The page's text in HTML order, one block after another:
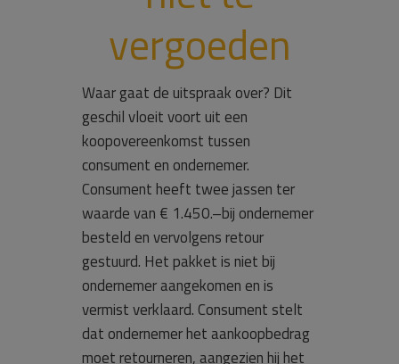
vergoeden
Waar gaat de uitspraak over? Dit
geschil vloeit voort uit een
koopovereenkomst tussen
consument en ondernemer.
Consument heeft twee jassen ter
waarde van € 1.450.–bij ondernemer
besteld en vervolgens retour
gestuurd. Het pakket is niet bij
ondernemer aangekomen en is
vermist verklaard. Consument stelt
dat ondernemer het aankoopbedrag
moet retourneren, aangezien hij het